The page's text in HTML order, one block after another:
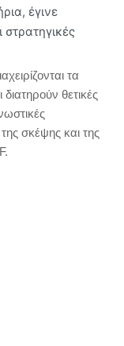
έγινε
τα
θετικές
σκέψης και της